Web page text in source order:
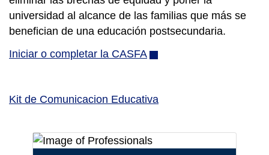
universidad al alcance de las familias que más se
benefician de una educación postsecundaria.
Iniciar o completar la CASFA (opens
window)
Kit de Comunicacion Educativa